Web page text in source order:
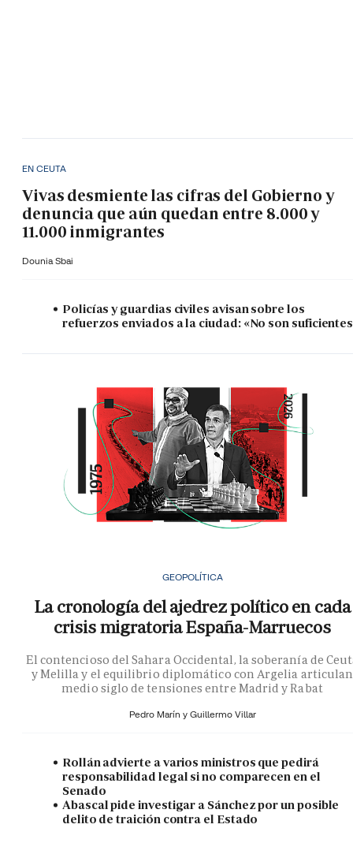
EN CEUTA
Vivas desmiente las cifras del Gobierno y
denuncia que aún quedan entre 8.000 y
11.000 inmigrantes
Dounia Sbai
Policías y guardias civiles avisan sobre los
refuerzos enviados a la ciudad: «No son
GEOPOLÍTICA
La cronología del ajedrez político en cada
crisis migratoria España-Marruecos
El contencioso del Sahara Occidental, la soberanía de
y Melilla y el equilibrio diplomático con Argelia articulan
medio siglo de tensiones entre Madrid y Rabat
Pedro Marín y Guillermo Villar
Rollán advierte a varios ministros que pedirá
responsabilidad legal si no comparecen en el
Senado
Abascal pide investigar a Sánchez por un posible
delito de traición contra el Estado